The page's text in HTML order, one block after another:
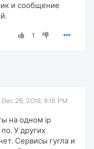
и сообщение
1
Dec 26, 2018, 8:18 PM
на одном ip
У других
Сервисы гугла и